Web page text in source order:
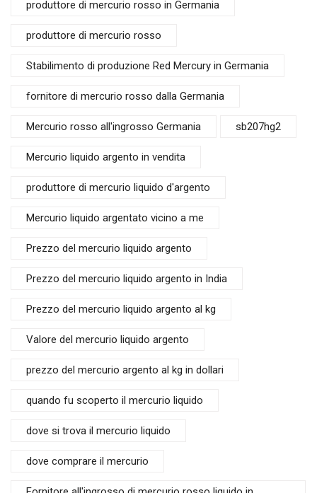
produttore di mercurio rosso in Germania
produttore di mercurio rosso
Stabilimento di produzione Red Mercury in Germania
fornitore di mercurio rosso dalla Germania
Mercurio rosso all'ingrosso Germania sb207hg2
Mercurio liquido argento in vendita
produttore di mercurio liquido d'argento
Mercurio liquido argentato vicino a me
Prezzo del mercurio liquido argento
Prezzo del mercurio liquido argento in India
Prezzo del mercurio liquido argento al kg
Valore del mercurio liquido argento
prezzo del mercurio argento al kg in dollari
quando fu scoperto il mercurio liquido
dove si trova il mercurio liquido
dove comprare il mercurio